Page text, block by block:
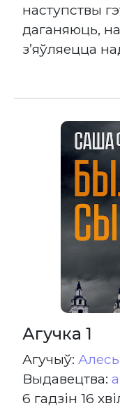
наступствы
даганяюць,
з’яўляецца
Агучка 1
Агучыў:
Выдавецтва:
6 гадзін 16